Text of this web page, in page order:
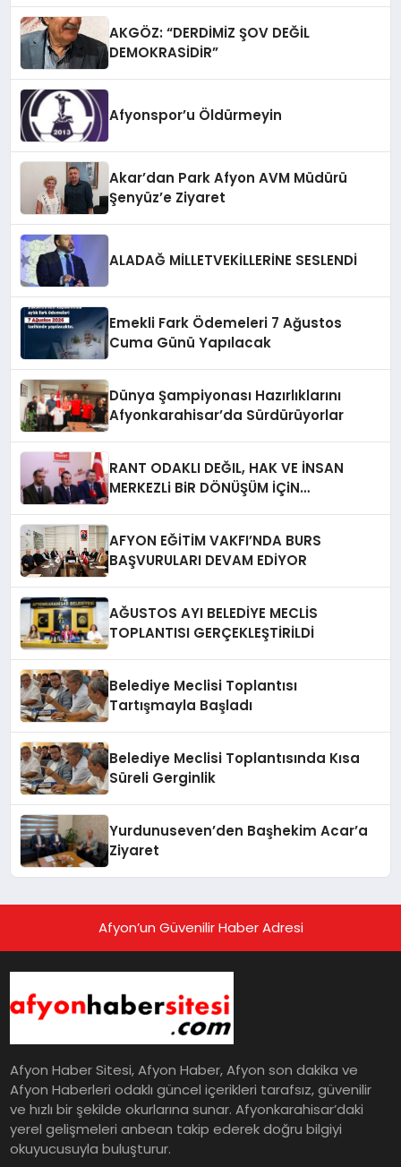
AKGÖZ: “DERDİMİZ ŞOV DEĞİL
DEMOKRASİDİR”
Afyonspor’u Öldürmeyin
Akar’dan Park Afyon AVM Müdürü
Şenyüz’e Ziyaret
ALADAĞ MİLLETVEKİLLERİNE SESLENDİ
Emekli Fark Ödemeleri 7 Ağustos
Cuma Günü Yapılacak
Dünya Şampiyonası Hazırlıklarını
Afyonkarahisar’da Sürdürüyorlar
RANT ODAKLI DEĞIL, HAK VE İNSAN
MERKEZLi BiR DÖNÜŞÜM İÇiN
AFYON EĞİTİM VAKFI’NDA BURS
BAŞVURULARI DEVAM EDİYOR
AĞUSTOS AYI BELEDİYE MECLİS
TOPLANTISI GERÇEKLEŞTİRİLDİ
Belediye Meclisi Toplantısı
Tartışmayla Başladı
Belediye Meclisi Toplantısında Kısa
Süreli Gerginlik
Yurdunuseven’den Başhekim Acar’a
Ziyaret
Afyon’un Güvenilir Haber Adresi
Afyon Haber Sitesi, Afyon Haber, Afyon son dakika ve
Afyon Haberleri odaklı güncel içerikleri tarafsız, güvenilir
ve hızlı bir şekilde okurlarına sunar. Afyonkarahisar’daki
yerel gelişmeleri anbean takip ederek doğru bilgiyi
okuyucusuyla buluşturur.